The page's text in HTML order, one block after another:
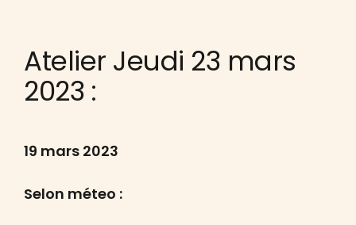
Atelier Jeudi 23 mars
2023 :
19 mars 2023
Selon méteo :